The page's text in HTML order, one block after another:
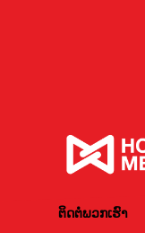
ຕິດຕໍ່ພວກເຮົາ